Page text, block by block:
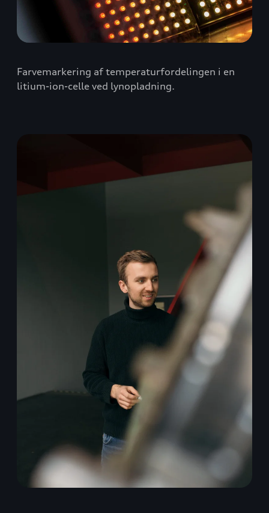
Farvemarkering af temperaturfordelingen i en
litium-ion-celle ved lynopladning.